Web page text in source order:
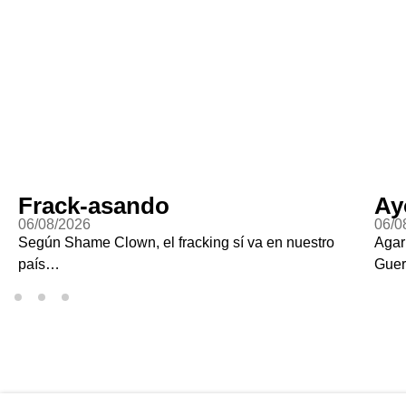
Frack-asando
06/08/2026
Según Shame Clown, el fracking sí va en nuestro
país…
06/